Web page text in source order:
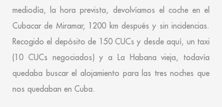
mediodía, la hora prevista, devolvíamos el coche en el
Cubacar de Miramar, 1200 km después y sin incidencias.
Recogido el depósito de 150 CUCs y desde aquí, un taxi
(10 CUCs negociados) y a La Habana vieja, todavía
quedaba buscar el alojamiento para las tres noches que
nos quedaban en Cuba.